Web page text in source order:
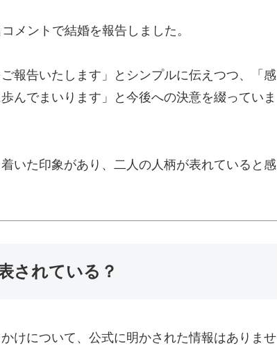
メントで結婚を報告しました。
報告いたします」とシンプルに伝えつつ、「感
んでまいります」と今後への決意を綴っていま
いた印象があり、二人の人柄が表れていると感
されている？
けについて、公式に明かされた情報はありませ